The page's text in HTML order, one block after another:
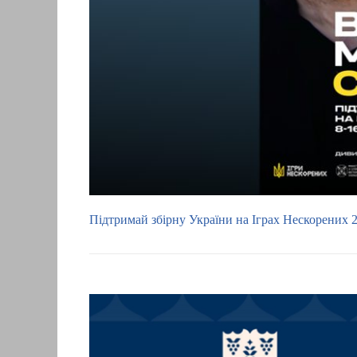
Підтримай збірну України на Іграх Нескорених